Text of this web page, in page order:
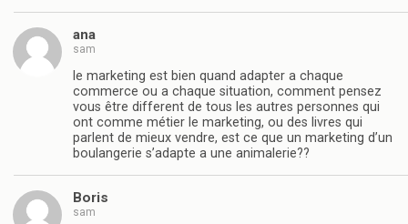
ana
sam
le marketing est bien quand adapter a chaque
commerce ou a chaque situation, comment pensez
vous être different de tous les autres personnes qui
ont comme métier le marketing, ou des livres qui
parlent de mieux vendre, est ce que un marketing d’un
boulangerie s’adapte a une animalerie??
Boris
sam